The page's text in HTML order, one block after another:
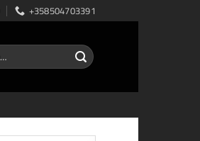
+358504703391